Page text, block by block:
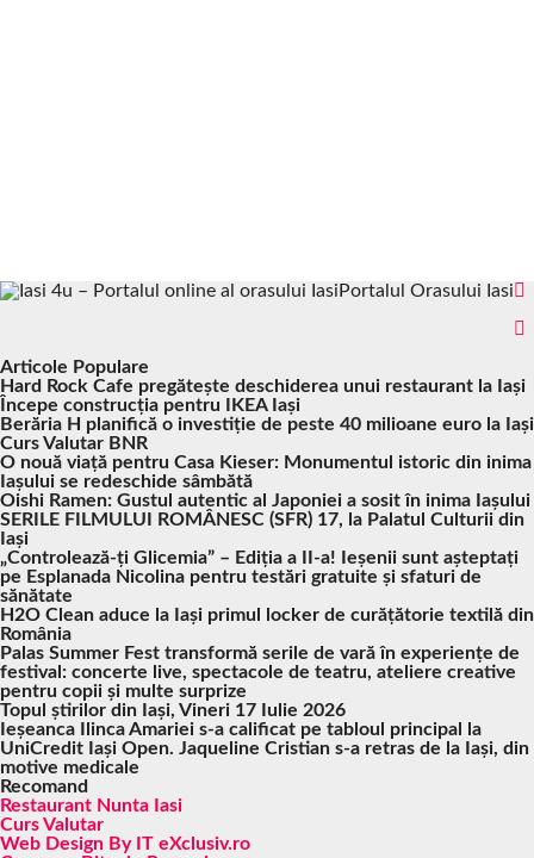
Portalul Orasului Iasi
Articole Populare
Hard Rock Cafe pregătește deschiderea unui restaurant la Iași
Începe construcția pentru IKEA Iași
Berăria H planifică o investiție de peste 40 milioane euro la Iași
Curs Valutar BNR
O nouă viață pentru Casa Kieser: Monumentul istoric din inima
Iașului se redeschide sâmbătă
Oishi Ramen: Gustul autentic al Japoniei a sosit în inima Iașului
SERILE FILMULUI ROMÂNESC (SFR) 17, la Palatul Culturii din
Iași
„Controlează-ți Glicemia” – Ediția a II-a! Ieșenii sunt așteptați
pe Esplanada Nicolina pentru testări gratuite și sfaturi de
sănătate
H2O Clean aduce la Iași primul locker de curățătorie textilă din
România
Palas Summer Fest transformă serile de vară în experiențe de
festival: concerte live, spectacole de teatru, ateliere creative
pentru copii și multe surprize
Topul știrilor din Iași, Vineri 17 Iulie 2026
Ieșeanca Ilinca Amariei s-a calificat pe tabloul principal la
UniCredit Iași Open. Jaqueline Cristian s-a retras de la Iași, din
motive medicale
Recomand
Restaurant Nunta Iasi
Curs Valutar
Web Design By IT eXclusiv.ro